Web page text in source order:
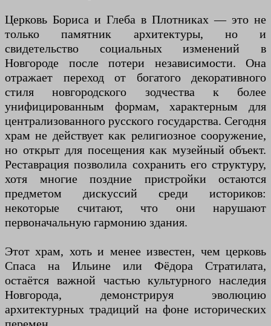
Церковь Бориса и Глеба в Плотниках — это не
только памятник архитектуры, но и
свидетельство социальных изменений в
Новгороде после потери независимости. Она
отражает переход от богатого декоративного
стиля новгородского зодчества к более
унифицированным формам, характерным для
централизованного русского государства. Сегодня
храм не действует как религиозное сооружение,
но открыт для посещения как музейный объект.
Реставрация позволила сохранить его структуру,
хотя многие поздние пристройки остаются
предметом дискуссий среди историков:
некоторые считают, что они нарушают
первоначальную гармонию здания.
Этот храм, хоть и менее известен, чем церковь
Спаса на Ильине или Фёдора Стратилата,
остаётся важной частью культурного наследия
Новгорода, демонстрируя эволюцию
архитектурных традиций на фоне исторических